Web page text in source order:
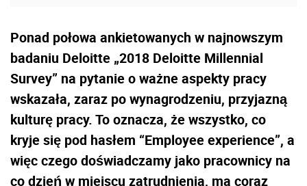
Ponad połowa ankietowanych w najnowszym
badaniu Deloitte „2018 Deloitte Millennial
Survey” na pytanie o ważne aspekty pracy
wskazała, zaraz po wynagrodzeniu, przyjazną
kulturę pracy. To oznacza, że wszystko, co
kryje się pod hasłem “Employee experience”, a
więc czego doświadczamy jako pracownicy na
co dzień w miejscu zatrudnienia, ma coraz